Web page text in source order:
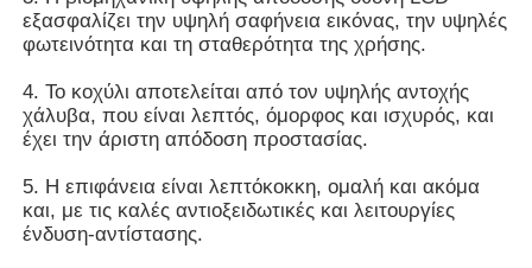
Διαλογικό whiteboard IR
Ευφυής πίνακας
Διαλογική επίπεδη οθόνη διασκέψεων
εξασφαλίζει την υψηλή σαφήνεια εικόνας, την υψηλές
φωτεινότητα και τη σταθερότητα της χρήσης.
4. Το κοχύλι αποτελείται από τον υψηλής αντοχής
χάλυβα, που είναι λεπτός, όμορφος και ισχυρός, και
έχει την άριστη απόδοση προστασίας.
5. Η επιφάνεια είναι λεπτόκοκκη, ομαλή και ακόμα
και, με τις καλές αντιοξειδωτικές και λειτουργίες
ένδυση-αντίστασης.